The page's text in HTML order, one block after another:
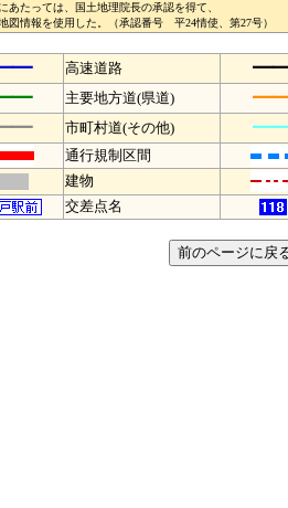
あたっては、国土地理院長の承認を得て、
図情報を使用した。（承認番号 平24情使、第27号）
高速道路
主要地方道(県道)
市町村道(その他)
通行規制区間
建物
交差点名